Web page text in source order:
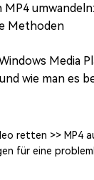
MP4
Methoden
Media
wie man es
retten >> MP4
für eine